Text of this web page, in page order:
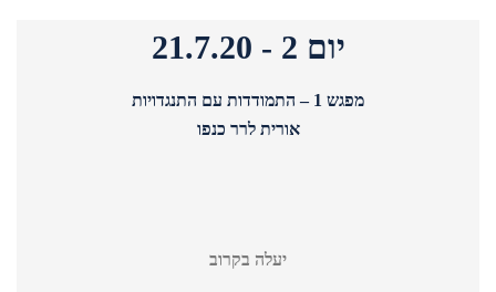
יום 2 - 21.7.20
מפגש 1 – התמודדות עם התנגדויות
אורית לרר כנפו
יעלה בקרוב